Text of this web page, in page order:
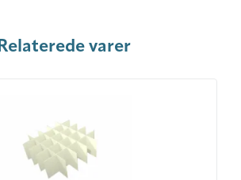
Relaterede varer